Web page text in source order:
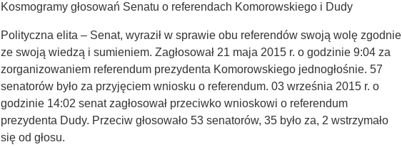
Kosmogramy głosowań Senatu o referendach Komorowskiego i Dudy
Polityczna elita – Senat, wyraził w sprawie obu referendów swoją wolę zgodnie
ze swoją wiedzą i sumieniem. Zagłosował 21 maja 2015 r. o godzinie 9:04 za
zorganizowaniem referendum prezydenta Komorowskiego jednogłośnie. 57
senatorów było za przyjęciem wniosku o referendum. 03 września 2015 r. o
godzinie 14:02 senat zagłosował przeciwko wnioskowi o referendum
prezydenta Dudy. Przeciw głosowało 53 senatorów, 35 było za, 2 wstrzymało
się od głosu.